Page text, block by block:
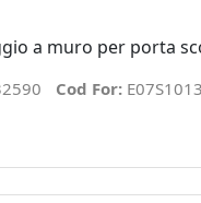
a muro per porta
Cod For: